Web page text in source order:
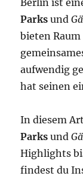
Parks und
bieten
aufwendig
hat seinen
In diesem
Parks und
Highlights
findest du